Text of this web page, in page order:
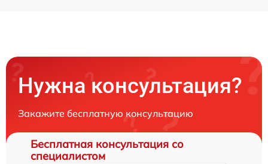
Нужна консультация?
Закажите бесплатную консультацию
Бесплатная консультация со
специалистом